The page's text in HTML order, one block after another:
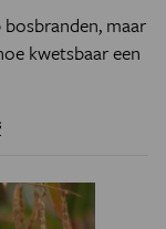
maar
kwetsbaar een